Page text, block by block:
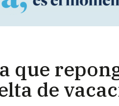
que
de